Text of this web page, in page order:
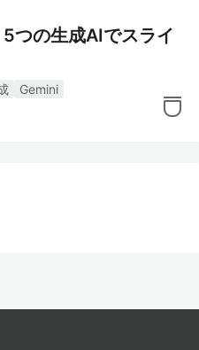
つの生成AIでスライ
Gemini